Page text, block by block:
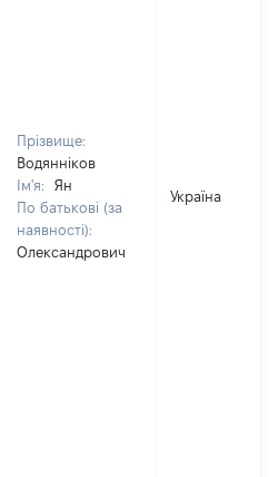
Прізвище:
Водянніков
Ім'я:
Ян
По батькові (за
наявності):
Олександрович
Україна